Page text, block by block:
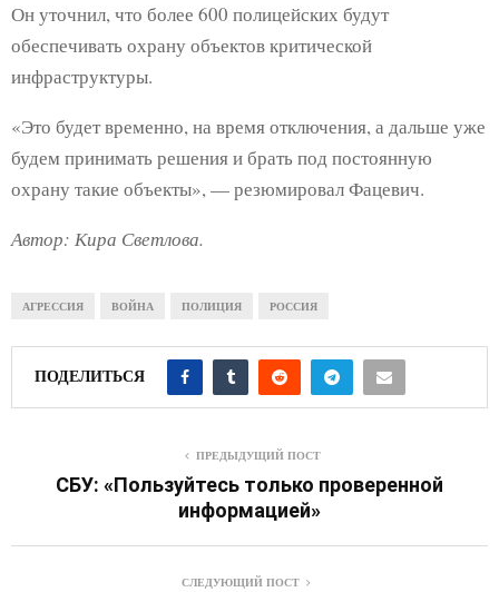
Он уточнил, что более 600 полицейских будут
обеспечивать охрану объектов критической
инфраструктуры.
«Это будет временно, на время отключения, а дальше уже
будем принимать решения и брать под постоянную
охрану такие объекты», — резюмировал Фацевич.
Автор: Кира Светлова.
АГРЕССИЯ ВОЙНА ПОЛИЦИЯ РОССИЯ
ПОДЕЛИТЬСЯ
ПРЕДЫДУЩИЙ ПОСТ
СБУ: «Пользуйтесь только проверенной
информацией»
СЛЕДУЮЩИЙ ПОСТ